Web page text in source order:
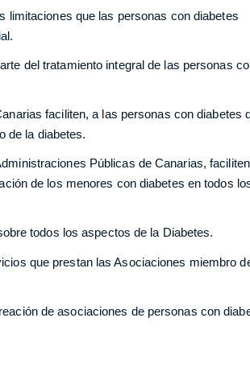
limitaciones que las personas con diabetes
del tratamiento integral de las personas
faciliten, a las personas con diabetes
de la diabetes.
Públicas de Canarias,
de los menores con diabetes en todos
todos los aspectos de la Diabetes.
que prestan las Asociaciones miembro
de asociaciones de personas con